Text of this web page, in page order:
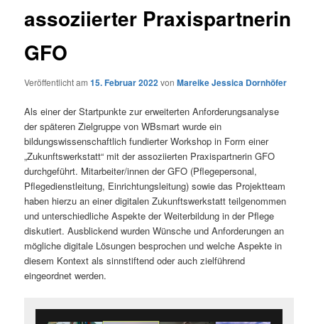
assoziierter Praxispartnerin
GFO
Veröffentlicht am15. Februar 2022 vonMareike Jessica Dornhöfer
Als einer der Startpunkte zur erweiterten Anforderungsanalyse
der späteren Zielgruppe von WBsmart wurde ein
bildungswissenschaftlich fundierter Workshop in Form einer
„Zukunftswerkstatt“ mit der assoziierten Praxispartnerin GFO
durchgeführt. Mitarbeiter/innen der GFO (Pflegepersonal,
Pflegedienstleitung, Einrichtungsleitung) sowie das Projektteam
haben hierzu an einer digitalen Zukunftswerkstatt teilgenommen
und unterschiedliche Aspekte der Weiterbildung in der Pflege
diskutiert. Ausblickend wurden Wünsche und Anforderungen an
mögliche digitale Lösungen besprochen und welche Aspekte in
diesem Kontext als sinnstiftend oder auch zielführend
eingeordnet werden.